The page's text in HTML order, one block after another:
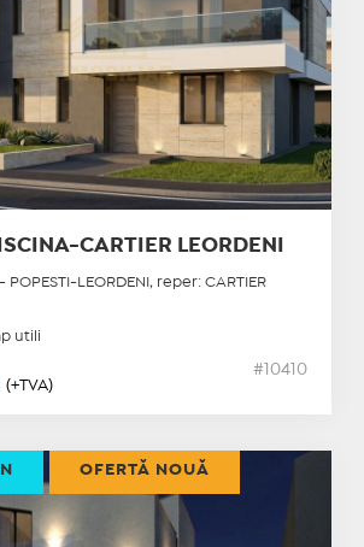
CARTIER LEORDENI
LEORDENI, reper: CARTIER
utili
(+TVA)
#10410
OFERTĂ NOUĂ